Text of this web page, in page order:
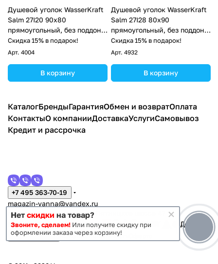
Душевой уголок WasserKraft
Salm 27I20 90х80
прямоугольный, без поддона,
прозрачное стекло, хром
Скидка 15% в подарок!
Арт. 4004
В корзину
Душевой уголок WasserKraft
Salm 27I28 80х90
прямоугольный, без поддона,
прозрачное стекло, хром
Скидка 15% в подарок!
Арт. 4932
В корзину
КаталогБрендыГарантияОбмен и возвратОплата
КонтактыО компанииДоставкаУслугиСамовывоз
Кредит и рассрочка
+7 495 363-70-19
magazin-vanna@yandex.ru
г. Москва, Митино, улица Пятницкое шоссе 47
Темная тема Конфиденциальность
Нет скидки на товар?
Звоните, сделаем! Или получите скидку при
оформлении заказа через корзину!